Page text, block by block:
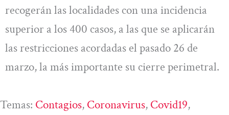
recogerán las localidades con una incidencia
superior a los 400 casos, a las que se aplicarán
las restricciones acordadas el pasado 26 de
marzo, la más importante su cierre perimetral.
Temas: Contagios, Coronavirus, Covid19